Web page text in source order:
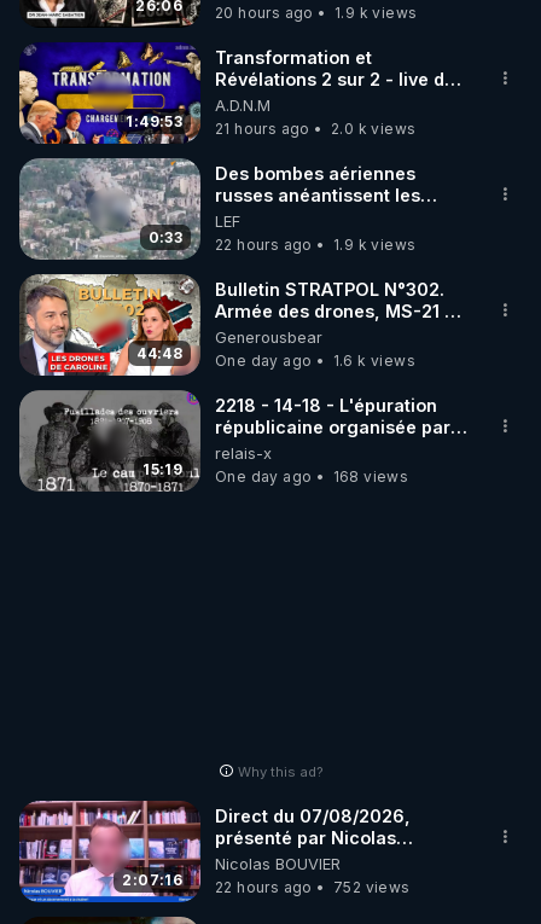
26:06 jusqu où auront-t-il ?
20 hours ago 1.9 k views
1:49:53
Transformation et
Révélations 2 sur 2 - live du
07/08/26
A.D.N.M
21 hours ago
2.0 k views
0:33
Des bombes aériennes
russes anéantissent les
centres de contrôle de
drones de 3 brigades
ukrainienne
LEF
22 hours ago
1.9 k views
44:48
Bulletin STRATPOL N°302.
Armée des drones, MS-21 en
série, missiles coréens.
07.08.2026.
Generousbear
One day ago
1.6 k views
15:19
2218 - 14-18 - L'épuration
républicaine organisée par
les frères de la truelle
relais-x
One day ago
168 views
Why this ad?
2:07:16
Direct du 07/08/2026,
présenté par Nicolas
BOUVIER
Nicolas BOUVIER
22 hours ago
752 views